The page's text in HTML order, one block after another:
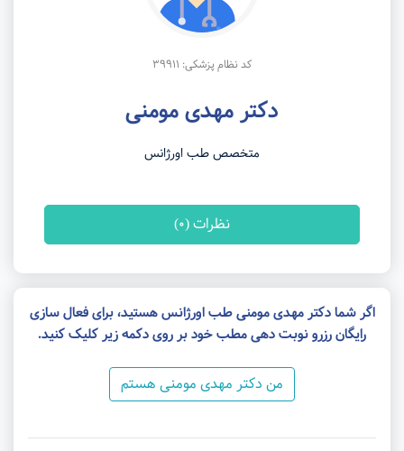
کد نظام پزشکی: 39911
دکتر مهدی مومنی
متخصص طب اورژانس
نظرات (0)
اگر شما دکتر مهدی مومنی طب اورژانس هستید، برای فعال سازی
رایگان رزرو نوبت دهی مطب خود بر روی دکمه زیر کلیک کنید.
من دکتر مهدی مومنی هستم